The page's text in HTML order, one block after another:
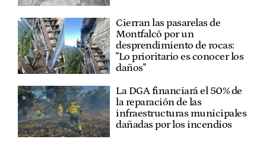
Cierran las pasarelas de
Montfalcó por un
desprendimiento de rocas:
"Lo prioritario es conocer los
daños"
La DGA financiará el 50% de
la reparación de las
infraestructuras municipales
dañadas por los incendios